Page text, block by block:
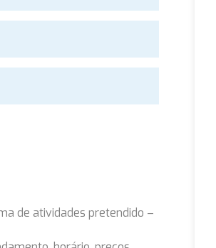
de atividades pretendido –